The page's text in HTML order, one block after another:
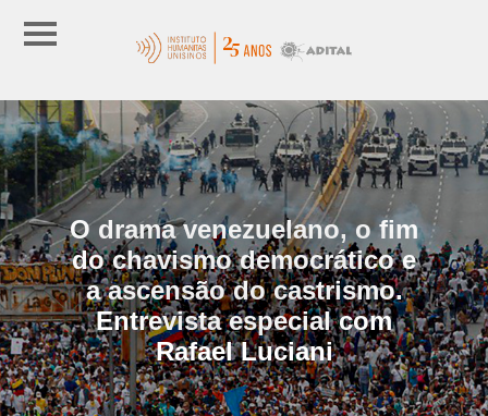
O drama venezuelano, o fim
do chavismo democrático e
a ascensão do castrismo.
Entrevista especial com
Rafael Luciani